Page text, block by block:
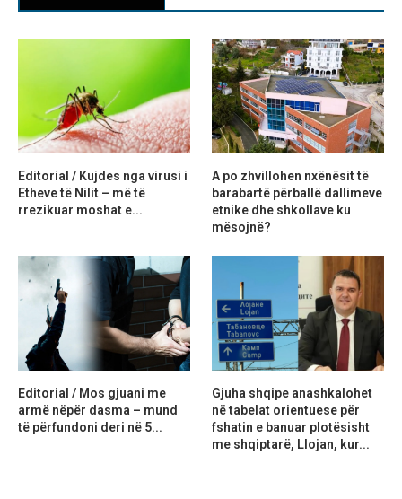
Editorial / Kujdes nga virusi i
Etheve të Nilit – më të
rrezikuar moshat e...
A po zhvillohen nxënësit të
barabartë përballë dallimeve
etnike dhe shkollave ku
mësojnë?
Editorial / Mos gjuani me
armë nëpër dasma – mund
të përfundoni deri në 5...
Gjuha shqipe anashkalohet
në tabelat orientuese për
fshatin e banuar plotësisht
me shqiptarë, Llojan, kur...